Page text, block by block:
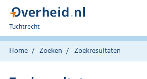
U
bent
hier:
Tuchtrecht
Home Zoeken Zoekresultaten